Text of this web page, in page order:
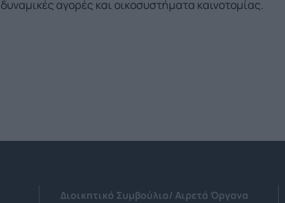
αγορές και οικοσυστήματα καινοτομίας.
Διοικητικό Συμβούλιο/ Αιρετά Όργανα